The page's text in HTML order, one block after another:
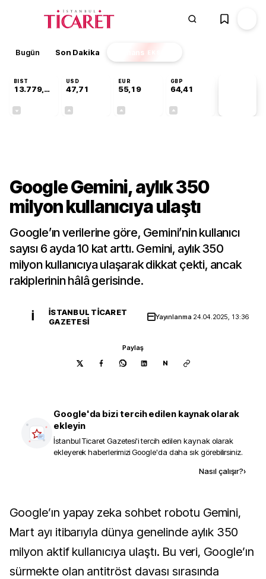
Bugün Son Dakika Finans EKSTRA
BIST
13.779,39
USD
47,71
EUR
55,19
GBP
64,41
Google Gemini, aylık 350
milyon kullanıcıya ulaştı
Google’ın verilerine göre, Gemini’nin kullanıcı
sayısı 6 ayda 10 kat arttı. Gemini, aylık 350
milyon kullanıcıya ulaşarak dikkat çekti, ancak
rakiplerinin hâlâ gerisinde.
İ
İSTANBUL TICARET
GAZETESI
Yayınlanma 24.04.2025, 13:36
Paylaş
N
Google'da bizi tercih edilen kaynak olarak
ekleyin
İstanbul Ticaret Gazetesi'i tercih edilen kaynak olarak
ekleyerek haberlerimizi Google'da daha sık görebilirsiniz.
Nasıl çalışır?›
Google’ın yapay zeka sohbet robotu Gemini,
Mart ayı itibarıyla dünya genelinde aylık 350
milyon aktif kullanıcıya ulaştı. Bu veri, Google’ın
sürmekte olan antitröst davası sırasında